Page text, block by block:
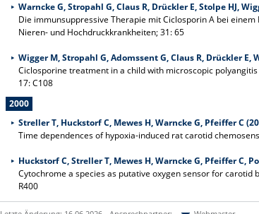
Warncke G, Stropahl G, Claus R, Drückler E, Stolpe HJ,
Die immunsuppressive Therapie mit Ciclosporin A bei
Nieren- und Hochdruckkrankheiten; 31: 65
Wigger M, Stropahl G, Adomssent G, Claus R, Drückler E,
Ciclosporine treatment in a child with microscopic
17: C108
2000
Streller T, Huckstorf C, Mewes H, Warncke G, Pfeiffer C
Time dependences of hypoxia-induced rat carotid
Huckstorf C, Streller T, Mewes H, Warncke G, Pfeiffer C,
Cytochrome a species as putative oxygen sensor for carotid
R400